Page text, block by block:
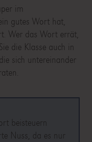
im
gutes Wort hat,
Wer das Wort errät,
die Klasse auch in
sich untereinander
beisteuern
Nuss, da es nur